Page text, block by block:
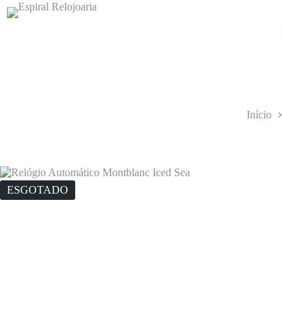
Pular
para
Início
ESGOTADO